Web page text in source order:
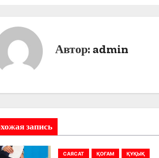
Автор: admin
запись
САЯСАТ ҚОҒАМ ҚҰҚЫҚ